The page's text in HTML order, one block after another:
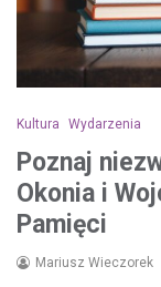
Kultura Wydarzenia
Poznaj
Okonia i
Pamięci
Mariusz Wieczorek